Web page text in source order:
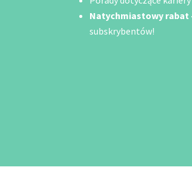
Natychmiastowy rabat
subskrybentów!